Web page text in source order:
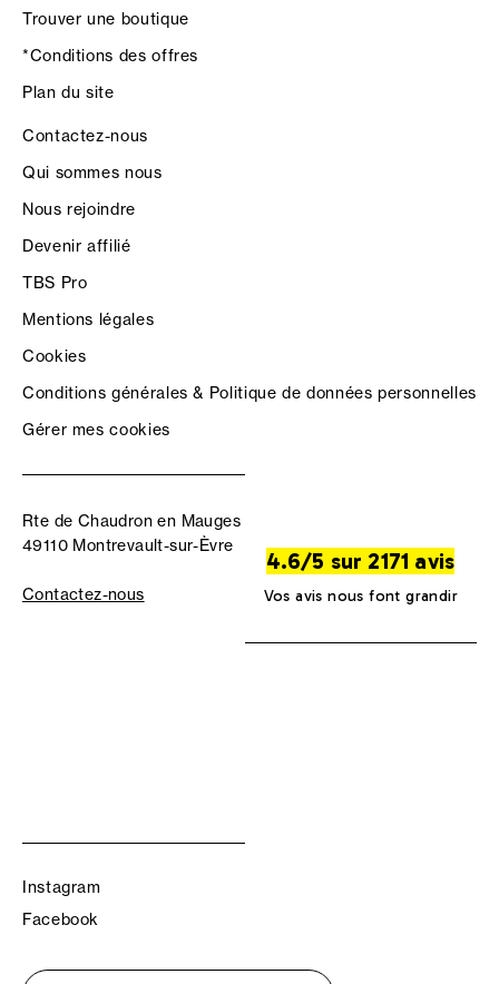
Trouver une boutique
*Conditions des offres
Plan du site
Contactez-nous
Qui sommes nous
Nous rejoindre
Devenir affilié
TBS Pro
Mentions légales
Cookies
Conditions générales & Politique de données personnelles
Gérer mes cookies
Rte de Chaudron en Mauges
49110 Montrevault-sur-Èvre
Contactez-nous
4.6/5 sur 2171 avis
Vos avis nous font grandir
Instagram
Facebook